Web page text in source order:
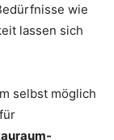
wie
lassen sich
selbst möglich